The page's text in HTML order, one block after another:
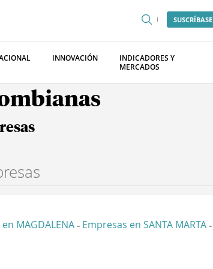
SUSCRÍBASE
INNOVACIÓN
INDICADORES Y
MERCADOS
MAGDALENA - Empresas en SANTA MARTA -